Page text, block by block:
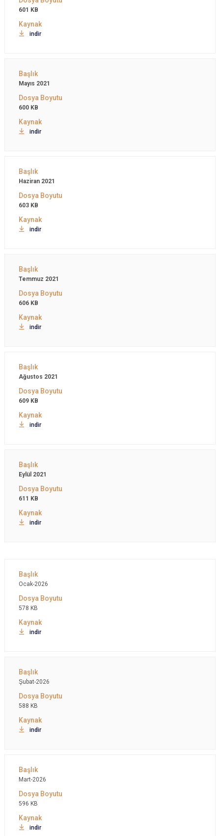
601 KB
indir
Mayıs 2021
600 KB
indir
Haziran 2021
603 KB
indir
Temmuz 2021
606 KB
indir
Ağustos 2021
609 KB
indir
Eylül 2021
611 KB
indir
Ocak-2026
578 KB
indir
Şubat-2026
588 KB
indir
Mart-2026
596 KB
indir